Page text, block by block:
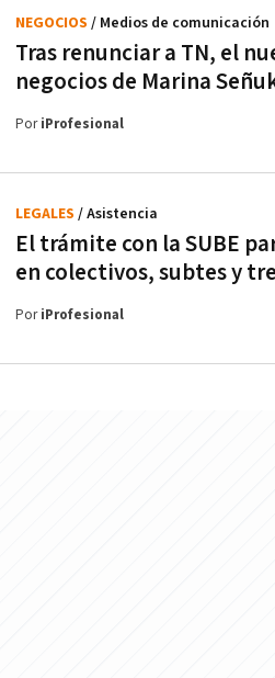
Tras renunciar a TN, el
negocios de Marina
NEGOCIOS / Medios de comunicación
PoriProfesional
El trámite con la SUBE
en colectivos, subtes y
LEGALES / Asistencia
PoriProfesional